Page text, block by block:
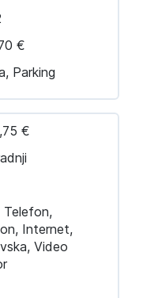
€
Parking
€
Telefon,
Internet,
Video